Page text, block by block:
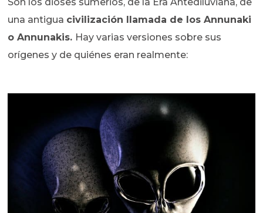
Son los dioses sumerios, de la Era Antediluviana, de
una antigua civilización llamada de los Annunaki
o Annunakis. Hay varias versiones sobre sus
orígenes y de quiénes eran realmente: